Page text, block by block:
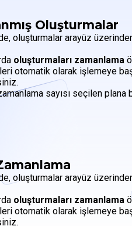
Oluşturmalar
oluşturmalar arayüz
oluşturmaları zamanlama
otomatik olarak işlemeye
sayısı seçilen plana
oluşturmalar arayüz
oluşturmaları zamanlama
otomatik olarak işlemeye